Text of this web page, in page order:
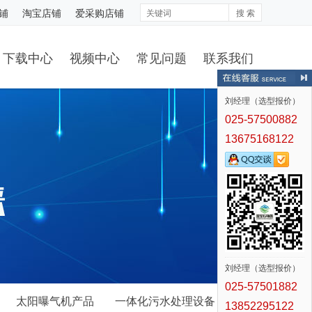
淘宝店铺 爱采购店铺 搜 索
下载中心 视频中心 常见问题 联系我们
太阳曝气机产品 一体化污水处理设备
刘经理（选型报价）
025-57500882
13675168122
刘经理（选型报价）
025-57501882
13852295122